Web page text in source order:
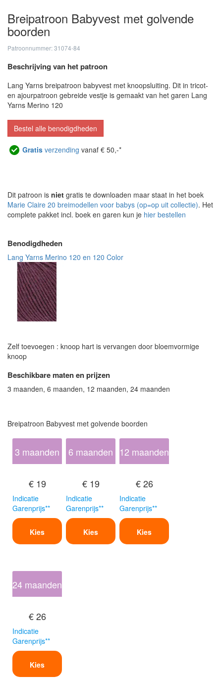
Breipatroon Babyvest met golvende
boorden
Patroonnummer: 31074-84
Beschrijving van het patroon
Lang Yarns breipatroon babyvest met knoopsluiting. Dit in tricot-
en ajourpatroon gebreide vestje is gemaakt van het garen Lang
Yarns Merino 120
Bestel alle benodigdheden
Gratis verzending vanaf € 50,-*
Dit patroon is niet gratis te downloaden maar staat in het boek
Marie Claire 20 breimodellen voor babys (op=op uit collectie). Het
complete pakket incl. boek en garen kun je hier bestellen
Benodigdheden
Lang Yarns Merino 120 en 120 Color
Zelf toevoegen : knoop hart is vervangen door bloemvormige
knoop
Beschikbare maten en prijzen
3 maanden, 6 maanden, 12 maanden, 24 maanden
Breipatroon Babyvest met golvende boorden
3 maanden
€ 19
Indicatie
Garenprijs**
Kies
6 maanden
€ 19
Indicatie
Garenprijs**
Kies
12 maanden
€ 26
Indicatie
Garenprijs**
Kies
24 maanden
€ 26
Indicatie
Garenprijs**
Kies